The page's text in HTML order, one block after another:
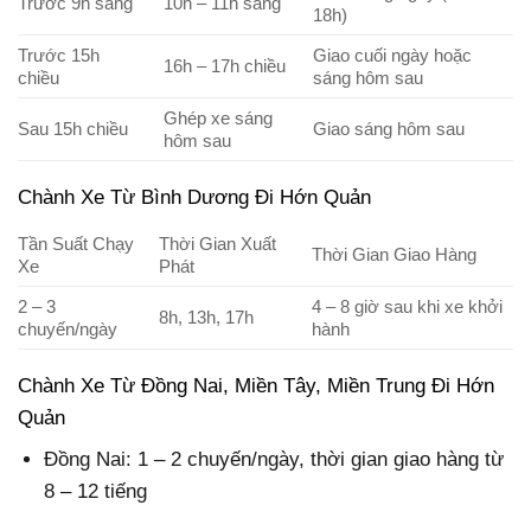
18h)
Trước 15h
chiều
16h – 17h chiều
Giao cuối ngày hoặc
sáng hôm sau
Sau 15h chiều
Ghép xe sáng
hôm sau
Giao sáng hôm sau
Chành Xe Từ Bình Dương Đi Hớn Quản
Tần Suất Chạy
Xe
Thời Gian Xuất
Phát
Thời Gian Giao Hàng
2 – 3
chuyến/ngày
8h, 13h, 17h
4 – 8 giờ sau khi xe khởi
hành
Chành Xe Từ Đồng Nai, Miền Tây, Miền Trung Đi Hớn
Quản
Đồng Nai: 1 – 2 chuyến/ngày, thời gian giao hàng từ
8 – 12 tiếng